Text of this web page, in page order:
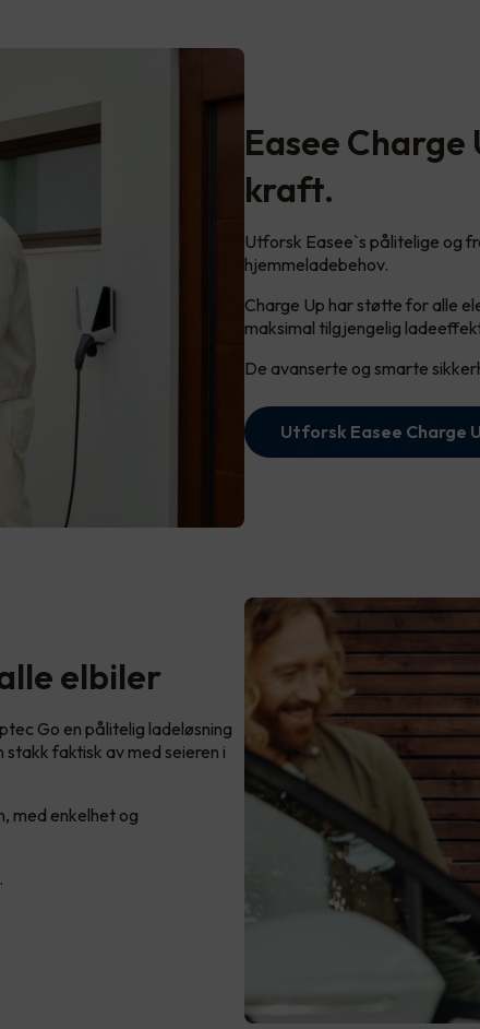
Easee
kraft.
Utforsk Easee`s pålitelige og
hjemmeladebehov.
Charge Up har støtte for alle
maksimal tilgjengelig
De avanserte og smarte
Utforsk Easee Charge
elbiler
Go en pålitelig ladeløsning
faktisk av med seieren i
med enkelhet og